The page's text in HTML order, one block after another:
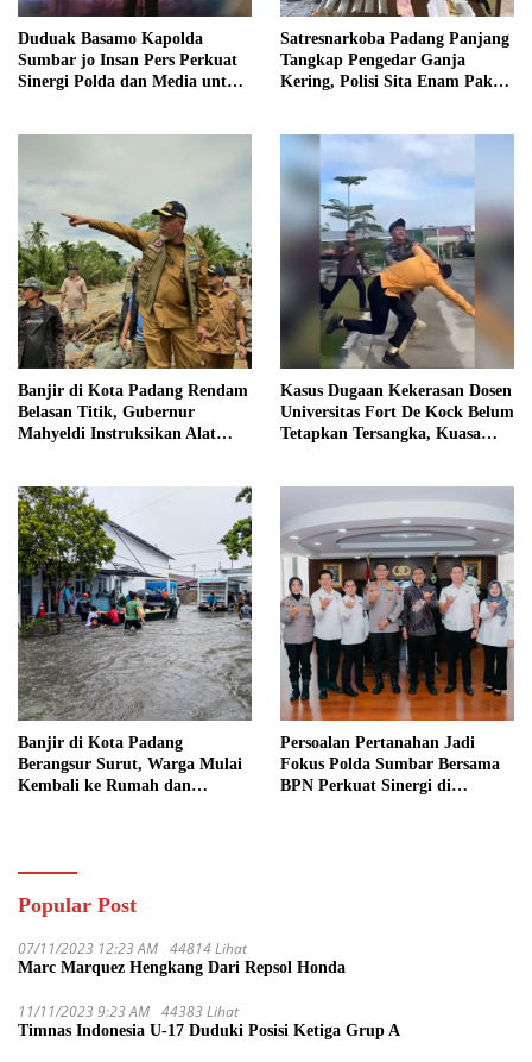
Duduak Basamo Kapolda
Sumbar jo Insan Pers Perkuat
Sinergi Polda dan Media untuk
Satresnarkoba Padang Panjang
Tangkap Pengedar Ganja
Kering, Polisi Sita Enam Paket
Banjir di Kota Padang Rendam
Belasan Titik, Gubernur
Mahyeldi Instruksikan Alat
Kasus Dugaan Kekerasan Dosen
Universitas Fort De Kock Belum
Tetapkan Tersangka, Kuasa
Banjir di Kota Padang
Berangsur Surut, Warga Mulai
Kembali ke Rumah dan
Persoalan Pertanahan Jadi
Fokus Polda Sumbar Bersama
BPN Perkuat Sinergi di
Popular Post
07/11/2023 12:23 AM 44814 Lihat
Marc Marquez Hengkang Dari Repsol Honda
11/11/2023 9:23 AM 44383 Lihat
Timnas Indonesia U-17 Duduki Posisi Ketiga Grup A